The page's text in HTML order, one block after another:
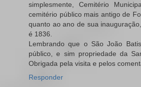
simplesmente, Cemitério
cemitério público mais antigo de
quanto ao ano de sua
é 1836.
Lembrando que o São João
público, e sim propriedade da
Obrigada pela visita e pelos
Responder